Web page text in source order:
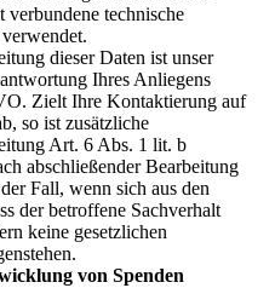
technische
dieser Daten ist unser
Ihres Anliegens
Zielt Ihre Kontaktierung auf
so ist zusätzliche
Art. 6 Abs. 1 lit. b
abschließender Bearbeitung
Fall, wenn sich aus den
der betroffene Sachverhalt
keine gesetzlichen
von Spenden